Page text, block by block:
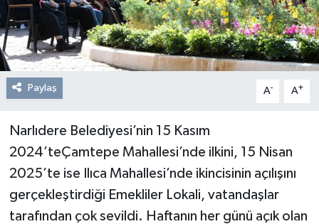
Paylaş A- A+
Narlıdere Belediyesi’nin 15 Kasım
2024’teÇamtepe Mahallesi’nde ilkini, 15 Nisan
2025’te ise Ilıca Mahallesi’nde ikincisinin açılışını
gerçekleştirdiği Emekliler Lokali, vatandaşlar
tarafından çok sevildi. Haftanın her günü açık olan